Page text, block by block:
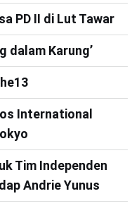
PD II di Lut Tawar
dalam Karung’
International
Tim Independen
Andrie Yunus